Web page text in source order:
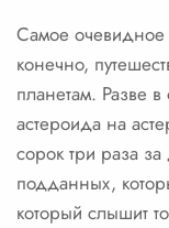
Самое очевидное
конечно,
планетам. Разве
астероида на
сорок три раза
подданных,
который слышит